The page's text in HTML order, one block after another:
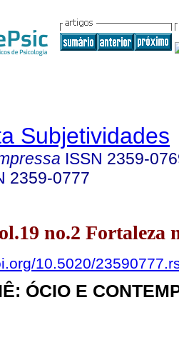
Subjetividades
ISSN 2359-
2359-0777
no.2 Fortaleza
10.5020/
ÓCIO E